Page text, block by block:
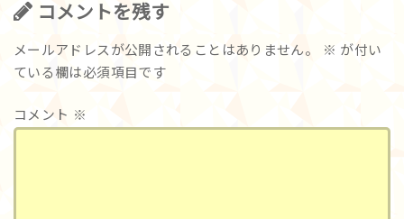
コメントを残す
メールアドレスが公開されることはありません。 ※ が付い
ている欄は必須項目です
コメント ※